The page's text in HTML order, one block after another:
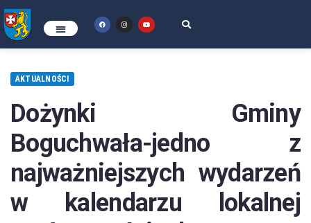
AKTUALNOŚCI
Dożynki Gminy
Boguchwała-jedno z
najważniejszych wydarzeń
w kalendarzu lokalnej